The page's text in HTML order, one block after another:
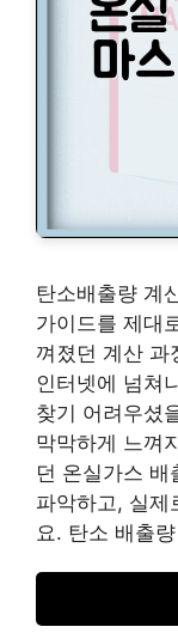
탄소배출량 계
가이드를 제대
껴졌던 계산 과
인터넷에 넘쳐
찾기 어려우셨
막막하게 느껴
던 온실가스 배
파악하고, 실제
요. 탄소 배출